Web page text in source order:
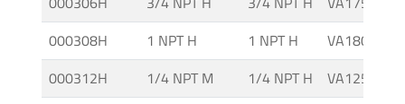
000308H
1 NPT H 1 NPT H
VA180 IG
000312H
1/4 NPT M 1/4 NPT H
VA125M IG